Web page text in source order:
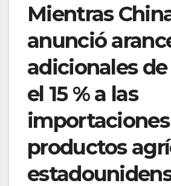
Mientras
anunció
adicionales
el 15 % a las
productos